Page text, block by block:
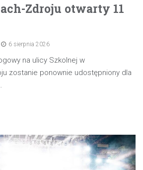
Zdroju otwarty 11
6 sierpnia 2026
na ulicy Szkolnej w
zostanie ponownie udostępniony dla